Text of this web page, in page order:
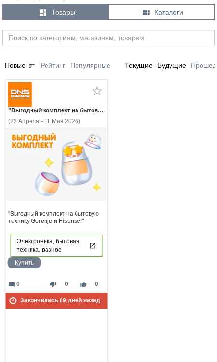
 Товары  Каталоги
Новые sort Рейтинг Популярные Текущие Будущие
"Выгодный комплект на бытовую технику Gorenje и Hisense!"
(22 Апреля - 11 Мая 2026)
"Выгодный комплект на бытовую
технику Gorenje и Hisense!"
Электроника, бытовая
техника, разное
Купить
thumb_down 0 thumb_up 0
mode_comment 0
Закончилась 89дней назад